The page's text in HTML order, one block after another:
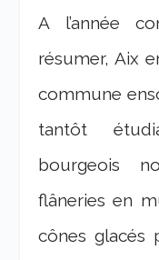
A l’année
résumer, Aix
commune
tantôt
bourgeois
flâneries en
cônes glacés